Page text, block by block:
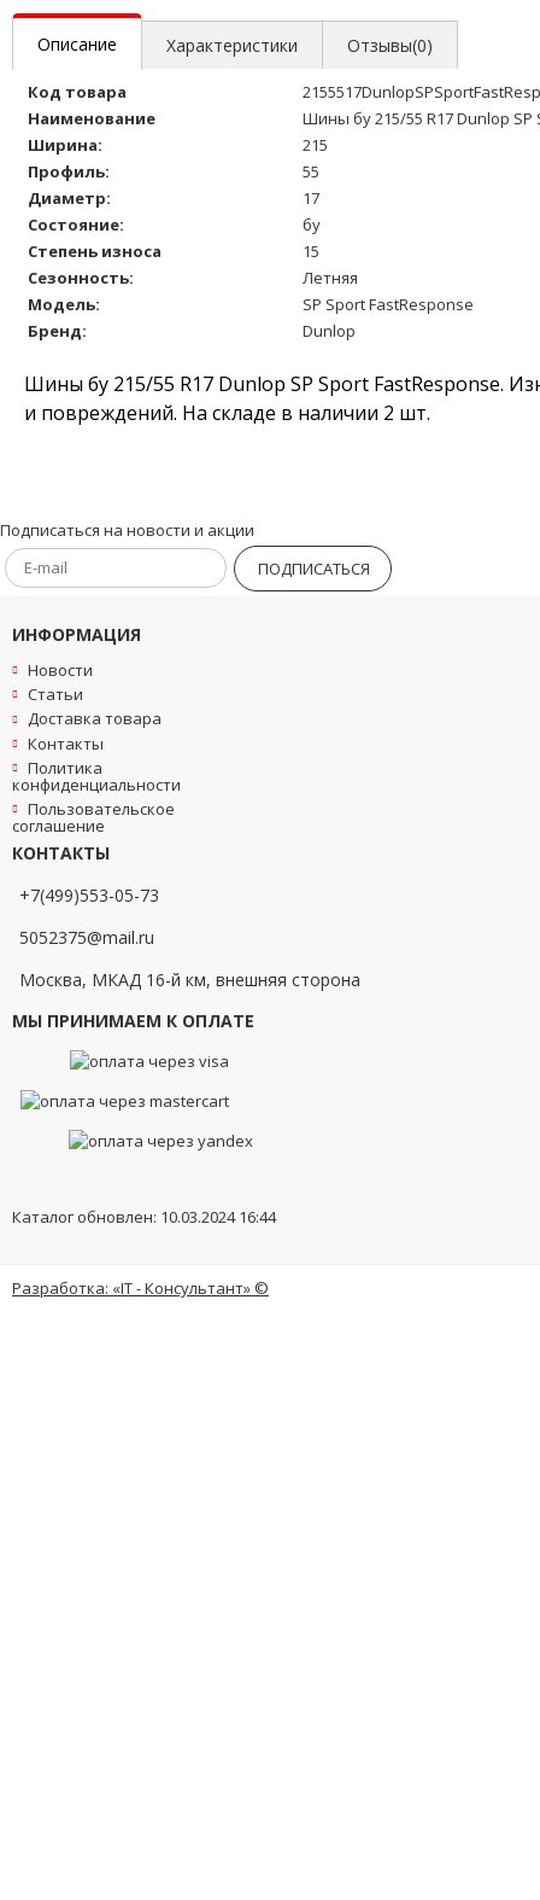
Описание Характеристики Отзывы(0)
Код товара
Наименование
Шины бу 215/55 R17 Dunlop SP
Ширина:
215
Профиль:
55
Диаметр:
17
Состояние:
бу
Степень износа
15
Сезонность:
Летняя
Модель:
SP Sport FastResponse
Бренд:
Dunlop
Шины бу 215/55 R17 Dunlop SP Sport FastResponse.
и повреждений. На складе в наличии 2 шт.
Подписаться на новости и акции
ПОДПИСАТЬСЯ
ИНФОРМАЦИЯ
Новости
Статьи
Доставка товара
Контакты
Политика
конфиденциальности
Пользовательское
соглашение
КОНТАКТЫ
+7(499)553-05-73
5052375@mail.ru
Москва, МКАД 16-й км, внешняя сторона
МЫ ПРИНИМАЕМ К ОПЛАТЕ
Каталог обновлен: 10.03.2024 16:44
Разработка: «IT - Консультант» ©